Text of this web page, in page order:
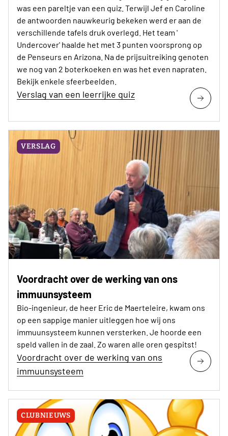
was een pareltje van een quiz. Terwijl Jef en Caroline
de antwoorden nauwkeurig bekeken werd er aan de
verschillende tafels druk overlegd. Het team '
Undercover' haalde het met 3 punten voorsprong op
de Penseurs en Arizona. Na de prijsuitreiking genoten
we nog van 2 boterkoeken en was het even napraten.
Bekijk enkele sfeerbeelden.
Verslag van een leerrijke quiz
VERSLAG
Voordracht over de werking van ons
immuunsysteem
Bio-ingenieur, de heer Eric de Maerteleire, kwam ons
op een sappige manier uitleggen hoe wij ons
immuunsysteem kunnen versterken. Je hoorde een
speld vallen in de zaal. Zo waren alle oren gespitst!
Voordracht over de werking van ons
immuunsysteem
CLUBNIEUWS